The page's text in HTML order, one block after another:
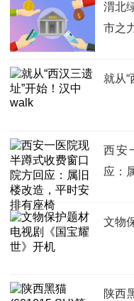
渭北
市之
就从
西安
应：
文物
陕西